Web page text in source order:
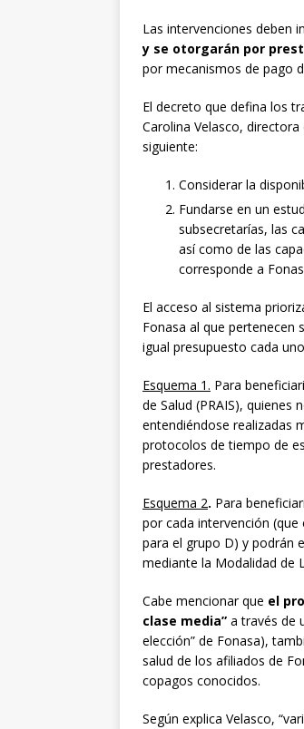
Las intervenciones deben
y se otorgarán por
por mecanismos de pago
El decreto que defina los
Carolina Velasco, directora
siguiente:
Considerar la
Fundarse en un
subsecretarías, las
así como de las
corresponde a
El acceso al sistema
Fonasa al que pertenecen
igual presupuesto cada
Esquema 1. Para
de Salud (PRAIS),
entendiéndose realizadas
protocolos de tiempo de
prestadores.
Esquema 2. Para
por cada intervención
para el grupo D) y podrán
mediante la Modalidad de
Cabe mencionar que el
clase media” a través de
elección” de Fonasa),
salud de los afiliados de
copagos conocidos.
Según explica Velasco,